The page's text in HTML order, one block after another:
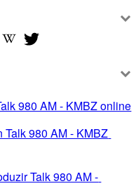
980 AM - KMBZ online
Talk 980 AM - KMBZ
Talk 980 AM -